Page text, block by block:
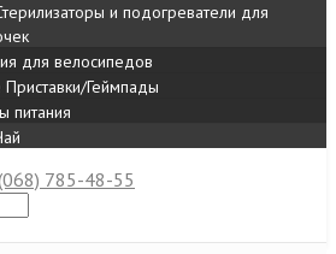
и подогреватели для
для велосипедов
Геймпады
питания
785-48-55